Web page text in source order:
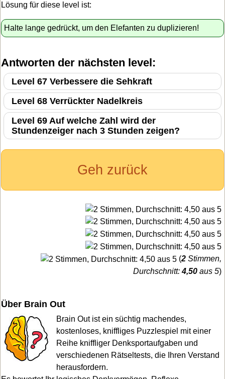
Lösung für diese level ist:
Halte lange gedrückt, um den Elefanten zu duplizieren!
Antworten der nächsten level:
Level 67 Verbessere die Sehkraft
Level 68 Verrückter Nadelkreis
Level 69 Auf welche Zahl wird der
Stundenzeiger nach 3 Stunden zeigen?
Geh zurück
(2 Stimmen,
Durchschnitt:4,50 aus 5)
Über Brain Out
Brain Out ist ein süchtig machendes,
kostenloses, kniffliges Puzzlespiel mit einer
Reihe kniffliger Denksportaufgaben und
verschiedenen Rätseltests, die Ihren Verstand
herausfordern.